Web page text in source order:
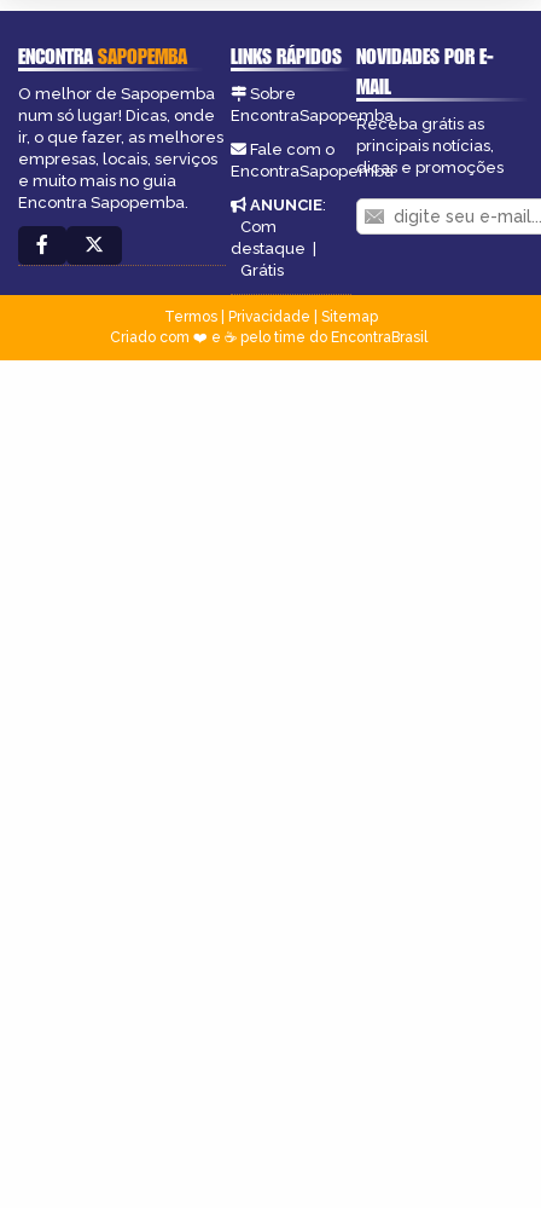
ENCONTRASAPOPEMBA
O melhor de Sapopemba
num só lugar! Dicas, onde
ir, o que fazer, as melhores
empresas, locais, serviços
e muito mais no guia
Encontra Sapopemba.
LINKS RÁPIDOS
Sobre
EncontraSapopemba
Fale com o
EncontraSapopemba
ANUNCIE:
Com
destaque |
Grátis
NOVIDADES POR E-
MAIL
Receba grátis as
principais notícias,
dicas e promoções
Termos| Privacidade
Sitemap
Criado com ❤️ e ☕ pelo time do EncontraBrasil